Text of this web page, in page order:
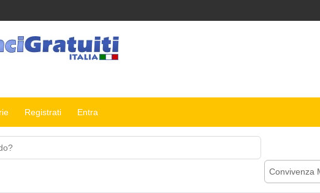
Registrati Entra
Convivenza